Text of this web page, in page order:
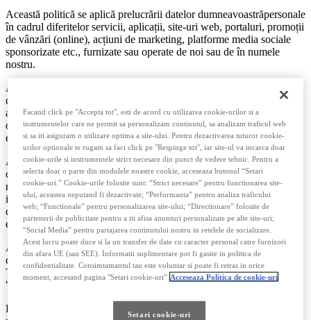
Această politică se aplică prelucrării datelor dumneavoastrăpersonale
în cadrul diferitelor servicii, aplicații, site-uri web, portaluri, promoții
de vânzări (online), acțiuni de marketing, platforme media sociale
sponsorizate etc., furnizate sau operate de noi sau de în numele
nostru.
Această politică conține reguli generale și explicații. Este completata
cu informari specifice privind confidențialitatea referitoare la
anumite servicii, aplicații, site-uri web, portaluri, promoții de vânzări
online, acțiuni de marketing, platforme media sociale sponsorizate
etc. furnizate sau operate de Toyota / Lexus sau în numele acesteia.
Aceste informari specifice privind confidențialitatea vă vor fi
comunicate ori de câte ori datele dumneavoastrăpersonale sunt
necesare în cadrul activităților menționate mai sus (de exemplu, prin
intermediul site-uri web, portaluri, servicii individuale de
comunicare, buletine informative, atentionari, sondaje, oferte,
evenimente etc.).
Această politică se aplică tuturor datelor dumneavoastrăpersonale
colectate de (sau în numele) Toyota Motor Europe NV / SA și / sau
Toyota Romania, denumite împreună în această politică drept
"Toyota / Lexus", "noi", " "al nostru".
Dacă acceptați prevederile acestei politici, sunteți de acord să va
Facand click pe "Accepta tot", esti de acord cu utilizarea cookie-urilor si a
instrumentelor care ne permit sa personalizam continutul, sa analizam traficul web
si sa iti asiguram o utilizare optima a site-ului. Pentru dezactivarea tuturor cookie-
urilor optionale te rugam sa faci click pe "Respinge tot", iar site-ul va incarca doar
cookie-urile si instrumentele strict necesare din punct de vedere tehnic. Pentru a
selecta doar o parte din modulele noastre cookie, acceseaza butonul “Setari
cookie-uri.” Cookie-urile folosite sunt: “Strict necesare” pentru functionarea site-
ului, aceastea neputand fi dezactivate; “Performanta” pentru analiza traficului
web; “Functionale” pentru personalizarea site-ului; “Directionare” folosite de
partenerii de publicitate pentru a iti afisa anunturi personalizate pe alte site-uri;
“Social Media” pentru partajarea continutului nostru in retelele de socializare.
Acest lucru poate duce si la un transfer de date cu caracter personal catre furnizori
din afara UE (sau SEE). Informatii suplimentare pot fi gasite in politica de
confidentialitate. Consimtamantul tau este voluntar si poate fi retras in orice
moment, accesand pagina "Setari cookie-uri" Acceseaza Politica de cookie-uri
Setari cookie-uri